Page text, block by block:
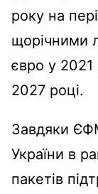
року на
щорічними
євро у 2021
2027 році.
Завдяки
України в
пакетів